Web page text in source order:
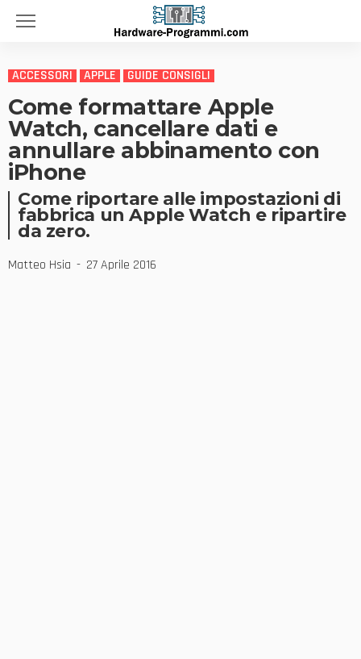
ACCESSORI APPLE GUIDE CONSIGLI
Come formattare Apple
Watch, cancellare dati e
annullare abbinamento con
iPhone
Come riportare alle impostazioni di
fabbrica un Apple Watch e ripartire
da zero.
Matteo Hsia 27 Aprile 2016